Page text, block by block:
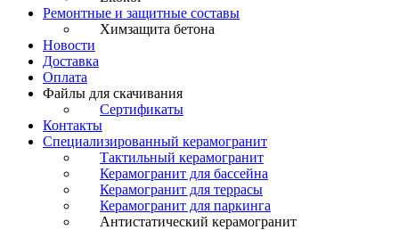
Ремонтные и защитные составы
Химзащита бетона
Новости
Доставка
Оплата
Файлы для скачивания
Сертификаты
Контакты
Специализированный керамогранит
Тактильный керамогранит
Керамогранит для бассейна
Керамогранит для террасы
Керамогранит для паркинга
Антистатический керамогранит